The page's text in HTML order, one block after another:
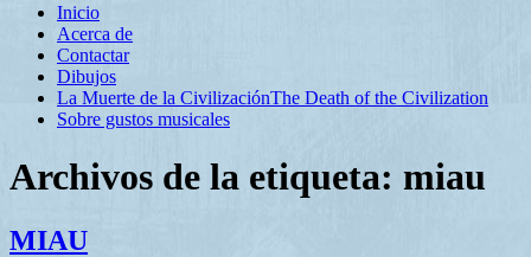
Inicio
Acerca de
Contactar
Dibujos
La Muerte de la CivilizaciónThe Death of the Civilization
Sobre gustos musicales
Archivos de la etiqueta: miau
MIAU